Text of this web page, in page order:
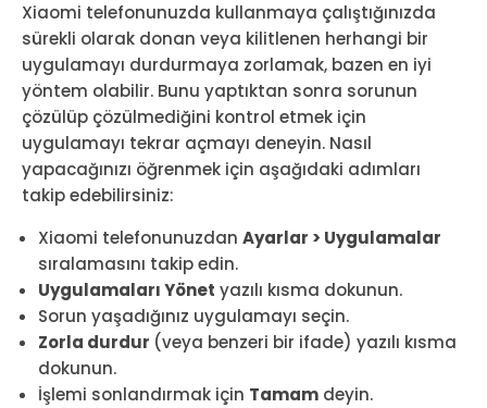
Xiaomi telefonunuzda kullanmaya çalıştığınızda
sürekli olarak donan veya kilitlenen herhangi bir
uygulamayı durdurmaya zorlamak, bazen en iyi
yöntem olabilir. Bunu yaptıktan sonra sorunun
çözülüp çözülmediğini kontrol etmek için
uygulamayı tekrar açmayı deneyin. Nasıl
yapacağınızı öğrenmek için aşağıdaki adımları
takip edebilirsiniz:
Xiaomi telefonunuzdan Ayarlar > Uygulamalar
sıralamasını takip edin.
Uygulamaları Yönet yazılı kısma dokunun.
Sorun yaşadığınız uygulamayı seçin.
Zorla durdur (veya benzeri bir ifade) yazılı kısma
dokunun.
İşlemi sonlandırmak için Tamam deyin.